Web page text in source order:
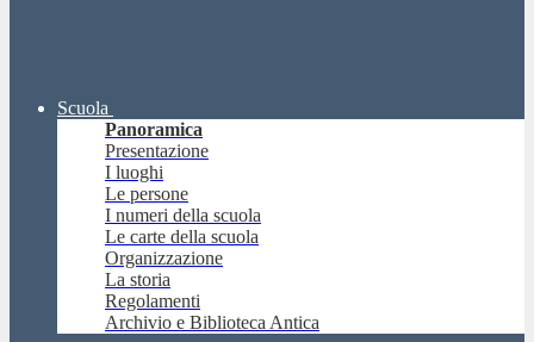
Scuola
Panoramica
Presentazione
I luoghi
Le persone
I numeri della scuola
Le carte della scuola
Organizzazione
La storia
Regolamenti
Archivio e Biblioteca Antica